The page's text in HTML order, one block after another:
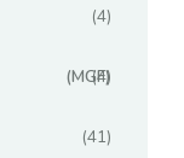
(4)
(MGF)
(4)
(41)